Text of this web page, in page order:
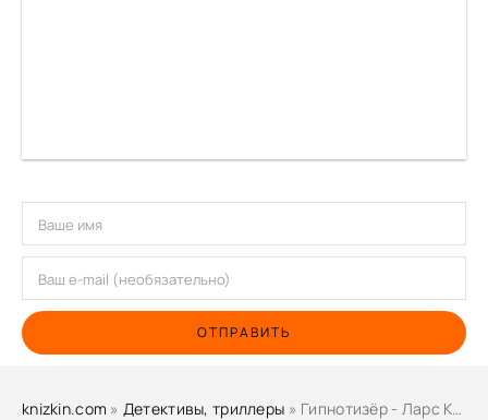
ОТПРАВИТЬ
knizkin.com » Детективы, триллеры » Гипнотизёр - Ларс Кеплер